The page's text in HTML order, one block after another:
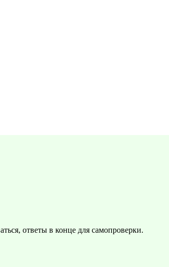
ответы в конце для самопроверки.